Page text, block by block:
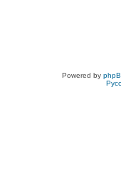
Powered by